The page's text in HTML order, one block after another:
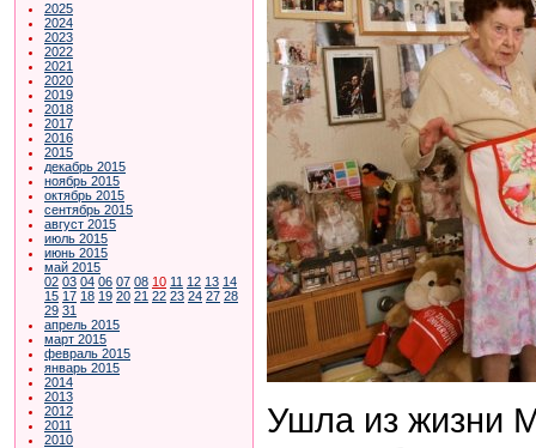
2025
2024
2023
2022
2021
2020
2019
2018
2017
2016
2015
декабрь 2015
ноябрь 2015
октябрь 2015
сентябрь 2015
август 2015
июль 2015
июнь 2015
май 2015
02 03 04 06 07 08 10 11 12 13 14
15 17 18 19 20 21 22 23 24 27 28
29 31
апрель 2015
март 2015
февраль 2015
январь 2015
2014
2013
2012
2011
2010
Ушла из жизни